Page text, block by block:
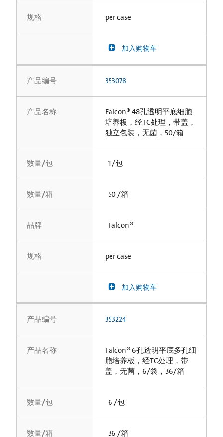
规格 per case
加入购物车
产品编号 353078
产品名称
Falcon® 48孔透明平底细胞
培养板，经TC处理，带盖，
独立包装，无菌，50/箱
数量/包 1 /包
数量/箱 50 /箱
品牌 Falcon®
规格 per case
加入购物车
产品编号 353224
产品名称
Falcon® 6孔透明平底多孔细
胞培养板，经TC处理，带
盖，无菌，6/袋，36/箱
数量/包 6 /包
数量/箱 36 /箱